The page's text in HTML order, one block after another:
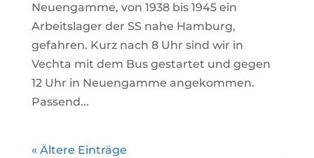
Neuengamme, von 1938 bis 1945 ein
Arbeitslager der SS nahe Hamburg,
gefahren. Kurz nach 8 Uhr sind wir in
Vechta mit dem Bus gestartet und gegen
12 Uhr in Neuengamme angekommen.
Passend...
« Ältere Einträge